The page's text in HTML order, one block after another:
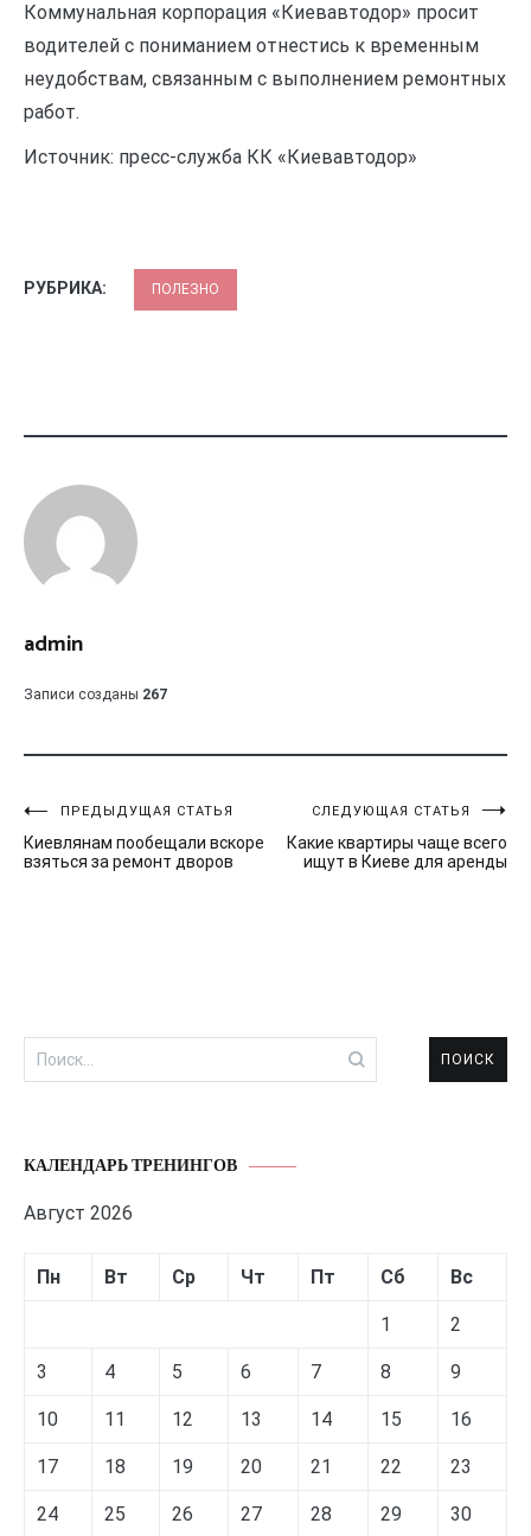
Коммунальная корпорация «Киевавтодор» просит
водителей с пониманием отнестись к временным
неудобствам, связанным с выполнением ремонтных
работ.
Источник: пресс-служба КК «Киевавтодор»
РУБРИКА: ПОЛЕЗНО
admin
Записи созданы 267
Навигация
по
ПРЕДЫДУЩАЯ СТАТЬЯ
Киевлянам пообещали вскоре
взяться за ремонт дворов
СЛЕДУЮЩАЯ СТАТЬЯ
Какие квартиры чаще всего
ищут в Киеве для аренды
Найти:
КАЛЕНДАРЬ ТРЕНИНГОВ
Август 2026
Пн Вт Ср Чт Пт Сб Вс
1 2
3 4 5 6 7 8 9
10 11 12 13 14 15 16
17 18 19 20 21 22 23
24 25 26 27 28 29 30